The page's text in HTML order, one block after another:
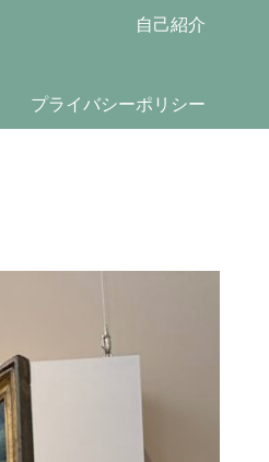
自己紹介
プライバシーポリシー